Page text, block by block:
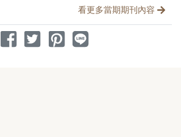
看更多當期期刊內容
分享文章
分享到 Facebook
分享到 Twitter
分享到 Pinterest
分享到 Line